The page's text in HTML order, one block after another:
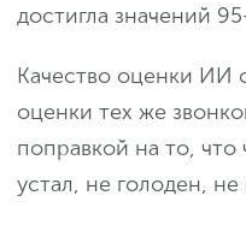
достигла значений
Качество оценки ИИ
оценки тех же
поправкой на то,
устал, не голоден,